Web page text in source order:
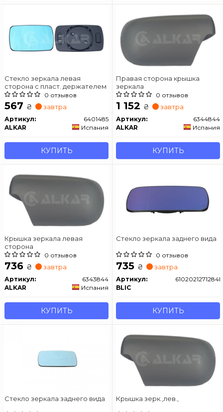
Стекло зеркала левая
сторона с пласт. держателем
0 отзывов
567 ₴ завтра
Артикул:
6401485
ALKAR
Испания
КУПИТЬ
Правая сторона крышка
зеркала
0 отзывов
1 152 ₴ завтра
Артикул:
6344844
ALKAR
Испания
КУПИТЬ
Крышка зеркала левая
сторона
0 отзывов
736 ₴ завтра
Артикул:
6343844
ALKAR
Испания
КУПИТЬ
Стекло зеркала заднего вида
0 отзывов
735 ₴ завтра
Артикул:
6102021271284P
BLIC
КУПИТЬ
Стекло зеркала заднего вида Крышка зерк.,лев.,